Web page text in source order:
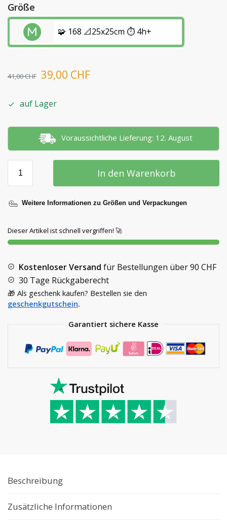
Größe
🧩 168 📐25x25cm ⏱️ 4h+
41,00CHF 39,00 CHF
auf Lager
Voraussichtliche Lieferung: 12. August
In den Warenkorb
Weitere Informationen zu Größen und Verpackungen
Dieser Artikel ist schnell vergriffen! 🚀
Kostenloser Versand für Bestellungen über90 CHF
30 Tage Rückgaberecht
🎁 Als geschenk kaufen? Bestellen sie den
geschenkgutschein.
Garantiert sichere Kasse
Beschreibung
Zusätzliche Informationen